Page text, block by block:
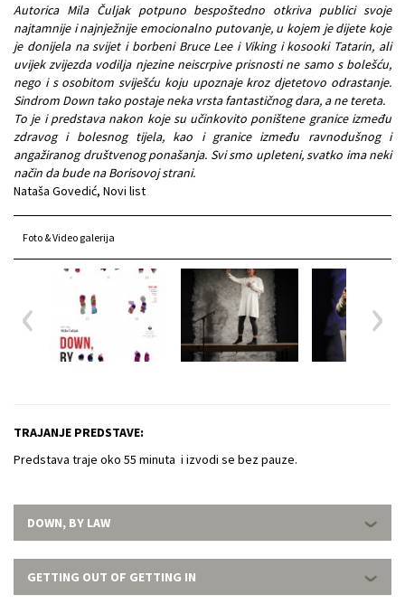
Autorica Mila Čuljak potpuno bespoštedno otkriva publici svoje
najtamnije i najnježnije emocionalno putovanje, u kojem je dijete koje
je donijela na svijet i borbeni Bruce Lee i Viking i kosooki Tatarin, ali
uvijek zvijezda vodilja njezine neiscrpive prisnosti ne samo s bolešću,
nego i s osobitom sviješću koju upoznaje kroz djetetovo odrastanje.
Sindrom Down tako postaje neka vrsta fantastičnog dara, a ne tereta.
To je i predstava nakon koje su učinkovito poništene granice između
zdravog i bolesnog tijela, kao i granice između ravnodušnog i
angažiranog društvenog ponašanja. Svi smo upleteni, svatko ima neki
način da bude na Borisovoj strani.
Nataša Govedić, Novi list
Foto & Video galerija
TRAJANJE PREDSTAVE:
Predstava traje oko 55 minuta i izvodi se bez pauze.
DOWN, BY LAW
GETTING OUT OF GETTING IN